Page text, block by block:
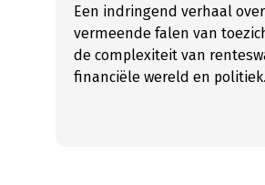
Een indringend verhaal
vermeende falen van
de complexiteit van
financiële wereld en politiek.